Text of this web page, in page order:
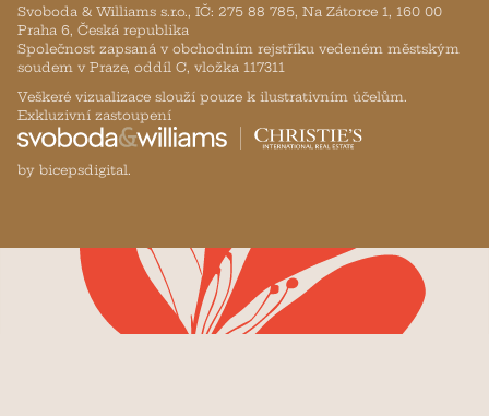
Svoboda & Williams s.r.o., IČ: 275 88 785, Na Zátorce 1, 160 00
Praha 6, Česká republika
Společnost zapsaná v obchodním rejstříku vedeném městským
soudem v Praze, oddíl C, vložka 117311
Veškeré vizualizace slouží pouze k ilustrativním účelům.
Exkluzivní zastoupení
by bicepsdigital.